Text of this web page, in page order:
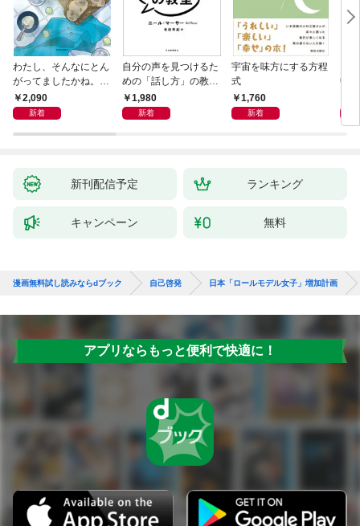
わたし、そんなにとん
がってましたかね。
獅子座、Ａ型、丙午は
めぐる
2,090
新着
自分の声を見つけるた
めの「話し方」の教
室 Ｏｒａｃｙ（オラ
シー）
1,980
新着
宇宙を味方にする方程
式
1,760
新着
中
術
新刊配信予定 ランキング
キャンペーン 無料
漫画無料試し読みならdブック 自己啓発 日本「ロールモデル女子」増加計画
アプリならもっと便利で快適に！